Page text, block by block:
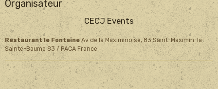
Organisateur
CECJ Events
Restaurant le Fontaine Av de la Maximinoise, 83 Saint-Maximin-la-
Sainte-Baume 83 / PACA France